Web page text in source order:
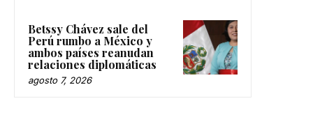
Betssy Chávez sale del
Perú rumbo a México y
ambos países reanudan
relaciones diplomáticas
agosto 7, 2026